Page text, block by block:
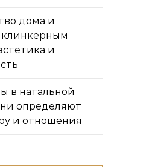
дома и
и
в натальной
определяют
и отношения